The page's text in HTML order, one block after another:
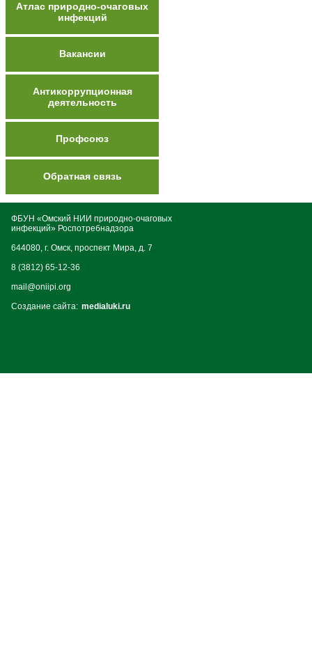
Атлас природно-очаговых
инфекций
Вакансии
Антикоррупционная
деятельность
Профсоюз
Обратная связь
ФБУН «Омский НИИ природно-очаговых
инфекций» Роспотребнадзора
644080, г. Омск, проспект Мира, д. 7
8 (3812) 65-12-36
mail@oniipi.org
Создание сайта: medialuki.ru